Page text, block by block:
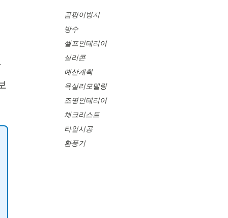
곰팡이방지
방수
셀프인테리어
실리콘
예산계획
욕실리모델링
조명인테리어
체크리스트
타일시공
환풍기